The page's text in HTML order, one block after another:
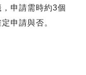
申請需時約3個
申請與否。